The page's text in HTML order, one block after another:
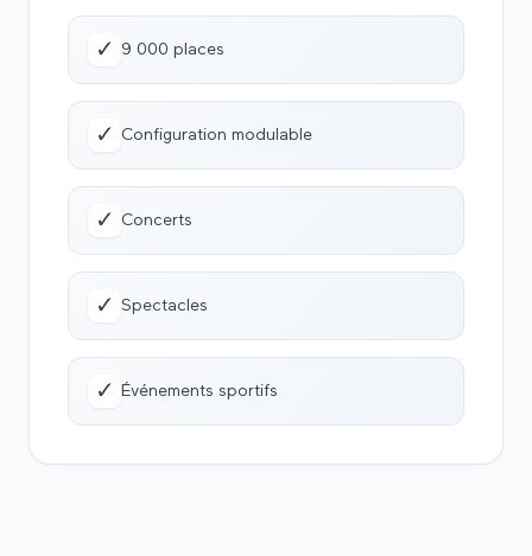
✓ 9 000 places
✓ Configuration modulable
✓ Concerts
✓ Spectacles
✓ Événements sportifs